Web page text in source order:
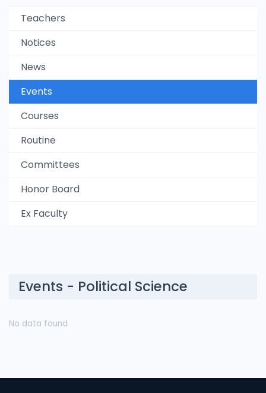
Teachers
Notices
News
Events
Courses
Routine
Committees
Honor Board
Ex Faculty
Events - Political Science
No data found